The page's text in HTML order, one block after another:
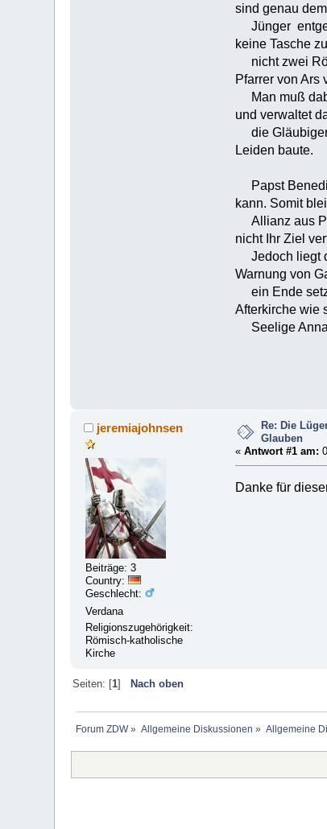
sind genau
Jünger
keine Tasche
nicht zwei
Pfarrer von Ars
Man muß
und verwaltet
die
Leiden baute.
Papst
kann. Somit
Allianz aus
nicht Ihr Ziel
Jedoch liegt
Warnung von
ein Ende
Afterkirche wie
Seelige Anna
jeremiajohnsen
Beiträge: 3
Country:
Geschlecht:
Verdana
Religionszugehörigkeit:
Römisch-katholische
Kirche
Re: Die
Glauben
« Antwort #1 am:
Danke für
Seiten: [1]
Nach oben
Forum ZDW» Allgemeine Diskussionen » Allgemeine